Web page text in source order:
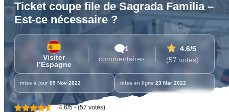
Ticket coupe file de Sagrada Familia –
Est-ce nécessaire ?
Visiter
l’Espagne
1
commentaires
4.6/5
(57 votes)
mise à jour 09 Nov 2022 mise en ligne 23 Mar 2022
4.6/5 - (57 votes)